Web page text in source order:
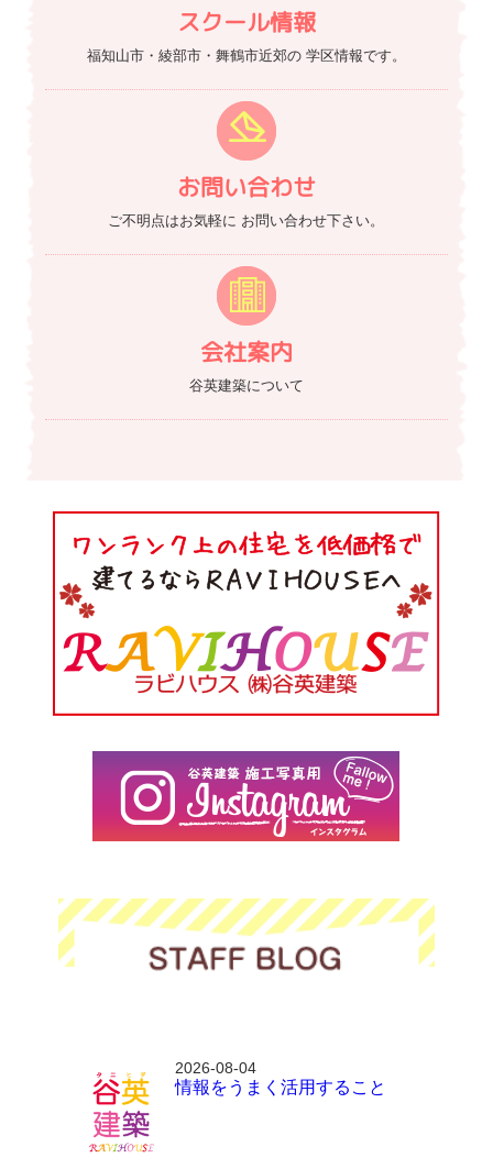
スクール情報
福知山市・綾部市・舞鶴市近郊の学区情報です。
お問い合わせ
ご不明点はお気軽に お問い合わせ下さい。
会社案内
谷英建築について
2026-08-04
情報をうまく活用すること